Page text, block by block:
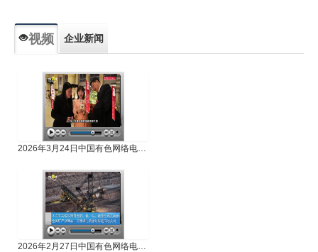
视频 企业新闻
2026年3月24日中国有色网络电视新闻
2026年2月27日中国有色网络电视新闻